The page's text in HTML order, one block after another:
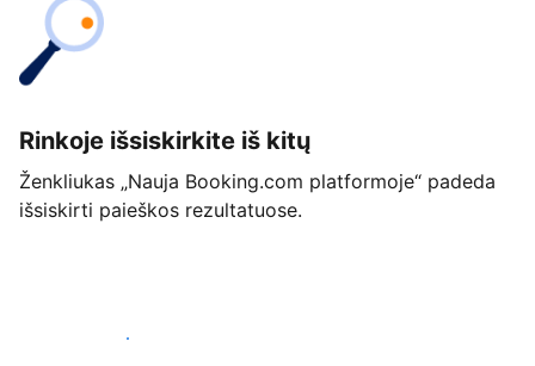
Rinkoje išsiskirkite iš kitų
Ženkliukas „Nauja Booking.com platformoje“ padeda
išsiskirti paieškos rezultatuose.
Pradėti jau šiandien